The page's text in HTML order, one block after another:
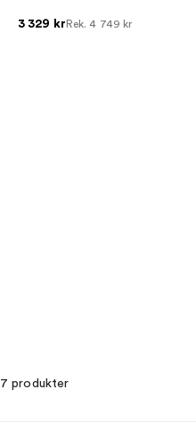
3 329 kr Rek.4 749 kr
produkter